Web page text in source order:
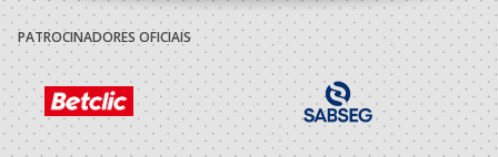
PATROCINADORES OFICIAIS